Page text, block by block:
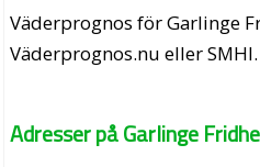
Väderprognos för Garlinge
Väderprognos.nu eller SMHI.
Adresser på Garlinge